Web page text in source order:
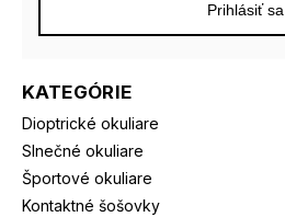
KATEGÓRIE
Dioptrické okuliare
Slnečné okuliare
Športové okuliare
Kontaktné šošovky
Prihlásiť sa